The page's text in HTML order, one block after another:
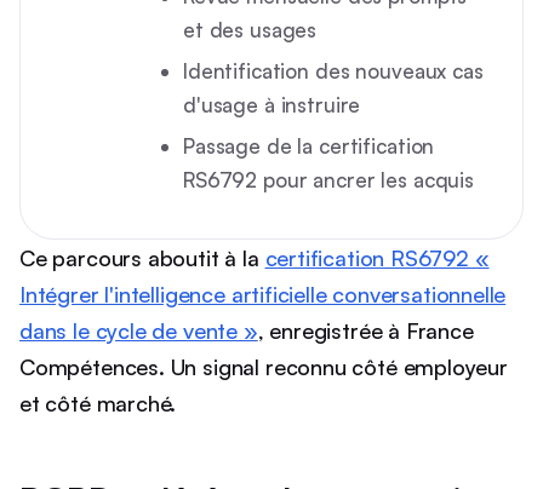
et des usages
Identification des nouveaux cas
d'usage à instruire
Passage de la certification
RS6792 pour ancrer les acquis
Ce parcours aboutit à la certification RS6792 «
Intégrer l'intelligence artificielle conversationnelle
dans le cycle de vente », enregistrée à France
Compétences. Un signal reconnu côté employeur
et côté marché.